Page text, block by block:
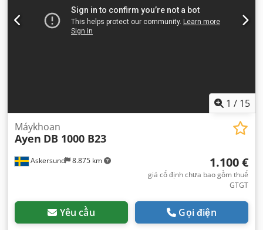
1 / 15
Askersund 8.875 km
Máykhoan
Ayen DB 1000 B23
1.100 €
giá cố định chưa bao gồm thuế
GTGT
Yêu cầu Gọi điện